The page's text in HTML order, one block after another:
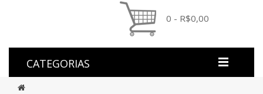
0 - R$0,00
CATEGORIAS